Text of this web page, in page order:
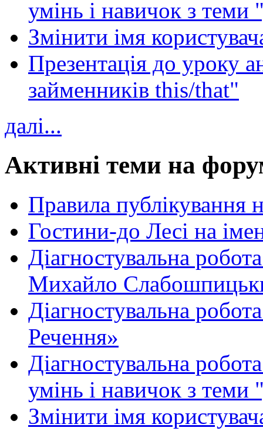
умінь і навичок з теми
Змінити імя
Презентація до уроку
займенників this/that"
далі...
Активні теми на
Правила публікування
Гостини-до Лесі на
Діагностувальна
Михайло
Діагностувальна
Речення»
Діагностувальна
умінь і навичок з теми
Змінити імя